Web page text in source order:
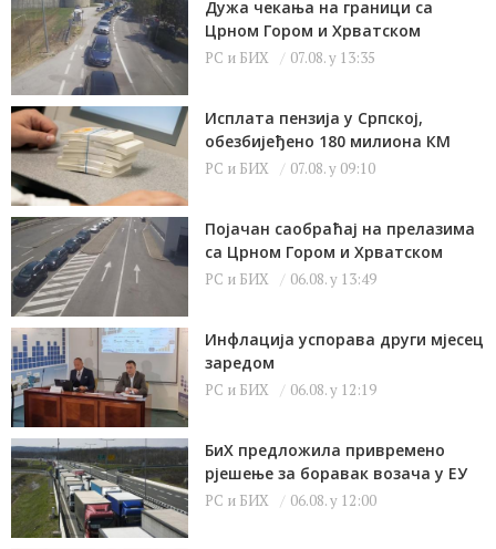
Дужа чекања на граници са
Црном Гором и Хрватском
РС и БИХ 07.08. у 13:35
Исплата пензија у Српској,
обезбијеђено 180 милиона КМ
РС и БИХ 07.08. у 09:10
Појачан саобраћај на прелазима
са Црном Гором и Хрватском
РС и БИХ 06.08. у 13:49
Инфлација успорава други мјесец
заредом
РС и БИХ 06.08. у 12:19
БиХ предложила привремено
рјешење за боравак возача у ЕУ
РС и БИХ 06.08. у 12:00